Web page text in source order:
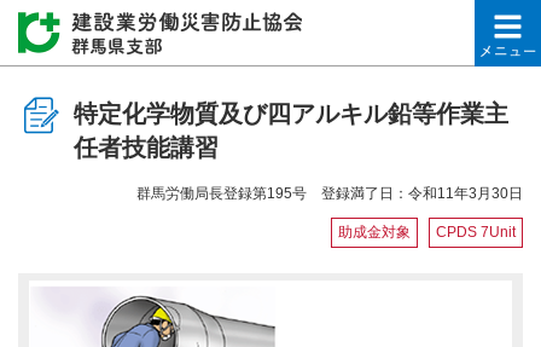
建設業労働災害防止協
特定化学物質及び四アルキル鉛等作業主
任者技能講習
群馬労働局長登録第195号 登録満了日：令和11年3月30日
助成金対象 CPDS 7Unit